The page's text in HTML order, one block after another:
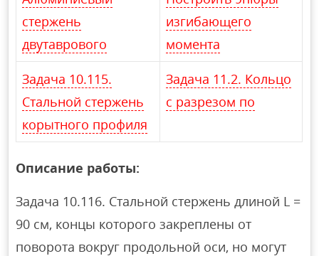
стержень
двутаврового
изгибающего
момента
Задача 10.115.
Стальной стержень
корытного профиля
Задача 11.2. Кольцо
с разрезом по
Описание работы:
Задача 10.116. Стальной стержень длиной L =
90 см, концы которого закреплены от
поворота вокруг продольной оси, но могут